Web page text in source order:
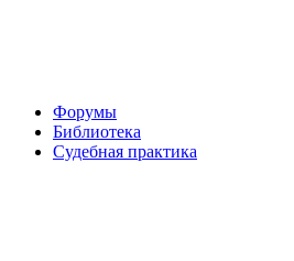
Форумы
Библиотека
Судебная практика